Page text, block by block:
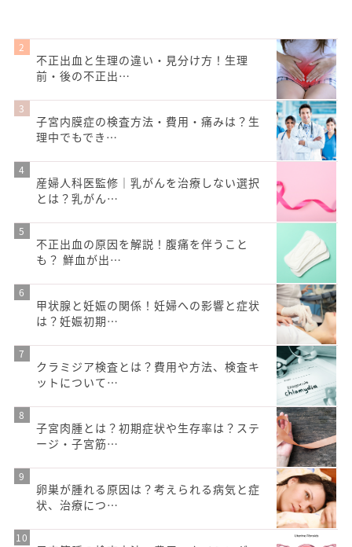
不正出血と生理の違い・見分け方！生理
前・後の不正出…
子宮内膜症の検査方法・費用・痛みは？生
理中でもでき…
産婦人科医監修｜乳がんを治療しない選択
とは？乳がん…
不正出血の原因を解説！腹痛を伴うこと
も？ 鮮血が出…
甲状腺と妊娠の関係！妊婦への影響と症状
は？妊娠初期…
クラミジア検査とは？費用や方法、検査キ
ットについて…
子宮肉腫とは？初期症状や生存率は？ステ
ージ・子宮筋…
卵巣が腫れる原因は？考えられる病気と症
状、治療につ…